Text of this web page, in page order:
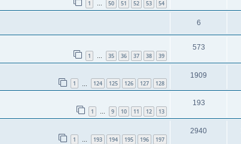
1 … 50 51 52 53 54
6
1 … 35 36 37 38 39
573
1 124 125 126 127 128
1909
1 … 9 10 11 12 13
193
1 193 194 195 196 197
2940